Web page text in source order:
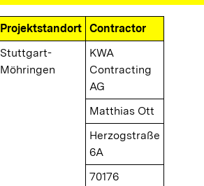
Projektstandort Contractor
Stuttgart-
Möhringen
KWA
Contracting
AG
Matthias Ott
Herzogstraße
6A
70176